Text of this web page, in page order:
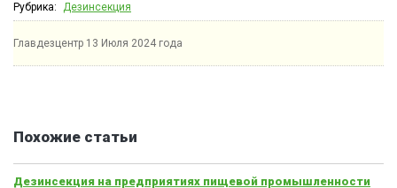
Рубрика: Дезинсекция
Главдезцентр 13 Июля 2024 года
Похожие статьи
Дезинсекция на предприятиях пищевой промышленности